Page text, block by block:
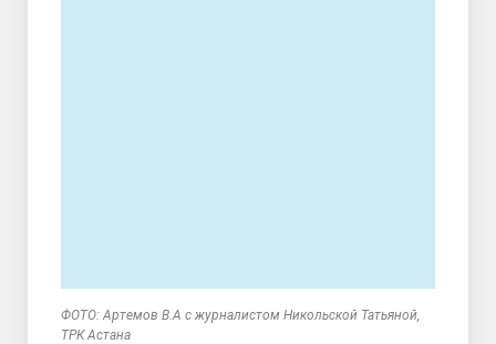
ФОТО: Артемов В.А с журналистом Никольской Татьяной,
ТРК Астана